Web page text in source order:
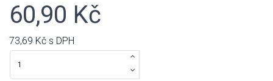
60,90 Kč
73,69 Kč s DPH